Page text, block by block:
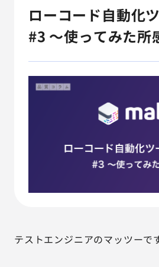
脆弱性リスク管理ツール
ニュース
セミナー・イベント
会社情報
ローコード自動化
#3 ～使ってみた所
テストエンジニアのマッツーで